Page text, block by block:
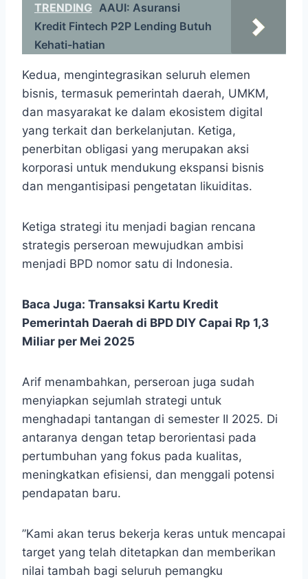
TRENDING AAUI: Asuransi
Kredit Fintech P2P Lending Butuh
Kehati-hatian
Kedua, mengintegrasikan seluruh elemen
bisnis, termasuk pemerintah daerah, UMKM,
dan masyarakat ke dalam ekosistem digital
yang terkait dan berkelanjutan. Ketiga,
penerbitan obligasi yang merupakan aksi
korporasi untuk mendukung ekspansi bisnis
dan mengantisipasi pengetatan likuiditas.
Ketiga strategi itu menjadi bagian rencana
strategis perseroan mewujudkan ambisi
menjadi BPD nomor satu di Indonesia.
Baca Juga: Transaksi Kartu Kredit
Pemerintah Daerah di BPD DIY Capai Rp 1,3
Miliar per Mei 2025
Arif menambahkan, perseroan juga sudah
menyiapkan sejumlah strategi untuk
menghadapi tantangan di semester II 2025. Di
antaranya dengan tetap berorientasi pada
pertumbuhan yang fokus pada kualitas,
meningkatkan efisiensi, dan menggali potensi
pendapatan baru.
”Kami akan terus bekerja keras untuk mencapai
target yang telah ditetapkan dan memberikan
nilai tambah bagi seluruh pemangku